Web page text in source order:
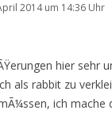
2014 um 14:36 Uhr
hier sehr
als rabbit zu
ich mache